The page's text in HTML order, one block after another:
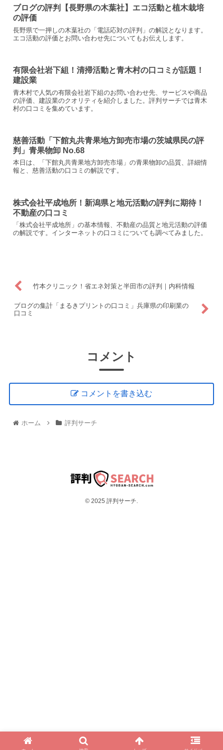
ブログの評判【長野県の木葉社】エコ活動と植木栽培
の評価
長野県で一押しの木葉社の「電話応対の評判」の解説となります。
エコ活動の評価とお問い合わせ先についてもお伝えします。
有限会社岩下組！清掃活動と青木村の口コミが話題！
建設業
青木村で人気の有限会社岩下組のお問い合わせ先、サービスや商品
の評価、建設業のクオリティを紹介しました。評判サーチでは青木
村の口コミを集めています。
慈善活動「下館丸共青果地方卸売市場の茨城県民の評
判」青果物卸 No.68
本日は、「下館丸共青果地方卸売市場」の青果物卸の品質、詳細情
報と、慈善活動の口コミの解説です。
株式会社平成地所！新潟県と地元活動の評判に期待！
不動産の口コミ
「株式会社平成地所」の基本情報、不動産の品質と地元活動の評価
の解説です。インターネットの口コミについても調べてみました。
竹本クリニック！省エネ対策と半田市の評判｜内科情報
ブログの集計「まるきプリントの口コミ」兵庫県の印刷業の
口コミ
コメント
コメントを書き込む
ホーム 評判サーチ
© 2025 評判サーチ.